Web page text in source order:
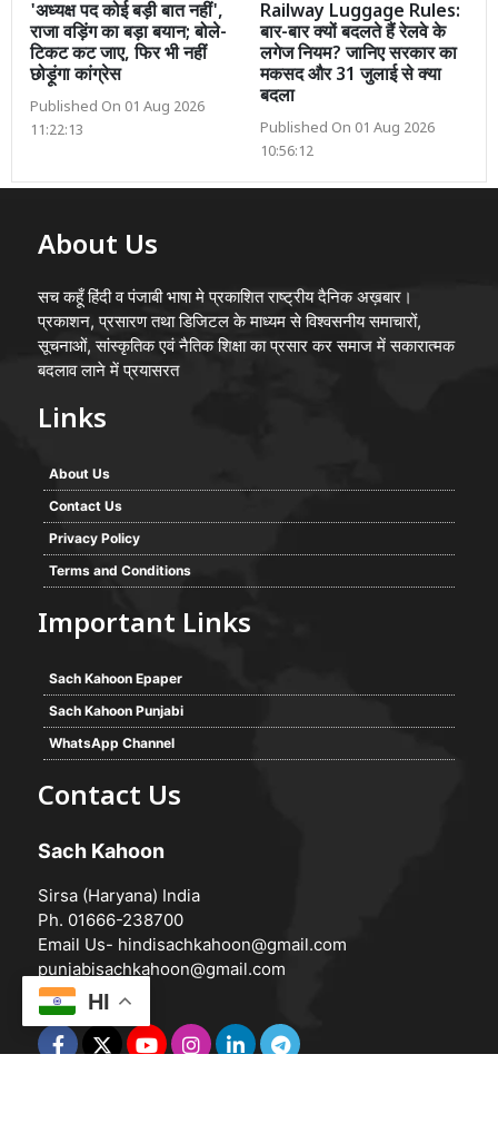
'अध्यक्ष पद कोई बड़ी बात नहीं',
राजा वड़िंग का बड़ा बयान; बोले-
टिकट कट जाए, फिर भी नहीं
छोड़ूंगा कांग्रेस
Published On 01 Aug 2026
11:22:13
Railway Luggage Rules:
बार-बार क्यों बदलते हैं रेलवे के
लगेज नियम? जानिए सरकार का
मकसद और 31 जुलाई से क्या
बदला
Published On 01 Aug 2026
10:56:12
About Us
सच कहूँ हिंदी व पंजाबी भाषा मे प्रकाशित राष्ट्रीय दैनिक अख़बार।
प्रकाशन, प्रसारण तथा डिजिटल के माध्यम से विश्वसनीय समाचारों,
सूचनाओं, सांस्कृतिक एवं नैतिक शिक्षा का प्रसार कर समाज में सकारात्मक
बदलाव लाने में प्रयासरत
Links
About Us
Contact Us
Privacy Policy
Terms and Conditions
Important Links
Sach Kahoon Epaper
Sach Kahoon Punjabi
WhatsApp Channel
Contact Us
Sach Kahoon
Sirsa (Haryana) India
Ph. 01666-238700
Email Us- hindisachkahoon@gmail.com
punjabisachkahoon@gmail.com
HI